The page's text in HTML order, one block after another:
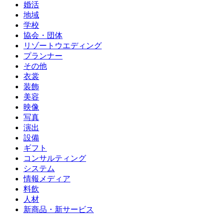
婚活
地域
学校
協会・団体
リゾートウエディング
プランナー
その他
衣裳
装飾
美容
映像
写真
演出
設備
ギフト
コンサルティング
システム
情報メディア
料飲
人材
新商品・新サービス